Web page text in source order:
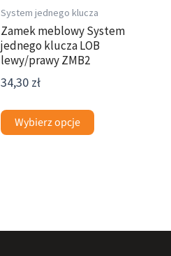
System jednego klucza
Zamek meblowy System
jednego klucza LOB
lewy/prawy ZMB2
34,30 zł
Wybierz opcje
wybrać
na
stronie
produktu